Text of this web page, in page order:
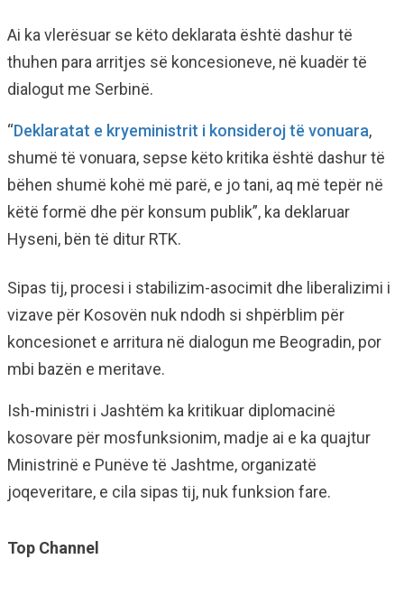
Ai ka vlerësuar se këto deklarata është dashur të
thuhen para arritjes së koncesioneve, në kuadër të
dialogut me Serbinë.
“Deklaratat e kryeministrit i konsideroj të vonuara,
shumë të vonuara, sepse këto kritika është dashur të
bëhen shumë kohë më parë, e jo tani, aq më tepër në
këtë formë dhe për konsum publik”, ka deklaruar
Hyseni, bën të ditur RTK.
Sipas tij, procesi i stabilizim-asocimit dhe liberalizimi i
vizave për Kosovën nuk ndodh si shpërblim për
koncesionet e arritura në dialogun me Beogradin, por
mbi bazën e meritave.
Ish-ministri i Jashtëm ka kritikuar diplomacinë
kosovare për mosfunksionim, madje ai e ka quajtur
Ministrinë e Punëve të Jashtme, organizatë
joqeveritare, e cila sipas tij, nuk funksion fare.
Top Channel